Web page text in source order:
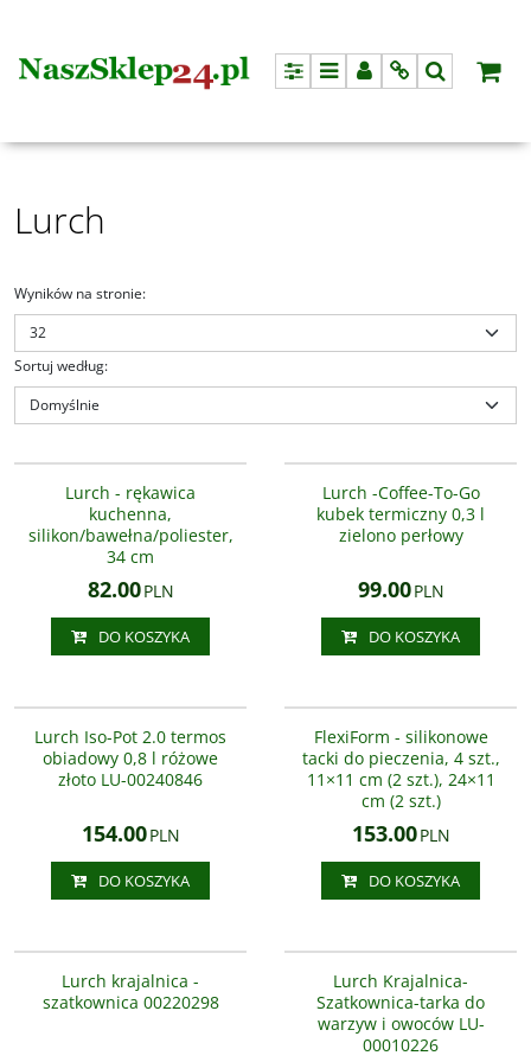
PanelMenuPanelInfoSzukaj
Lurch
Wyników na stronie:
Sortuj według:
Lurch - rękawica
kuchenna,
silikon/bawełna/poliester,
34 cm
82.00PLN
DO KOSZYKA
Główne zalety: izolowany
próżniowo z zastosowaniem
podwójnych stalowych ścianek
surowy design i materiał, solidny i
Lurch -Coffee-To-Go
kubek termiczny 0,3 l
zielono perłowy
99.00PLN
DO KOSZYKA
Lurch Iso-Pot 2.0 termos
obiadowy 0,8 l różowe
złoto LU-00240846
154.00PLN
DO KOSZYKA
Wymiary małe formy: wymiary
wpieku: 11 × 11 × 3 cm wymiary
całkowite: 13 × 13 × 3,5 cm duże
formy: wymiary wypieku: 24 × 11 ×
3 cm wymiary całkowite: 26 × 13 ×
FlexiForm - silikonowe
tacki do pieczenia, 4 szt.,
11×11 cm (2 szt.), 24×11
cm (2 szt.)
153.00PLN
DO KOSZYKA
Tarka niemieckiej marki Lurch,
ułatwi i przyspieszy codzienne
prace w kuchni. Dwukierunkowa
krajalnica-szatkownica do warzyw.
Lurch krajalnica -
szatkownica 00220298
Krajalnica do warzyw i owoców
wyposażona w dwa wymienne
ostrza o wymiarach 7x7mm i
14x14mm. Dzięki maszynce w
szybkim czasie pokroisz w kostkę
jarzyny na sałatkę, lub ziemniaki na
Lurch Krajalnica-
Szatkownica-tarka do
warzyw i owoców LU-
00010226